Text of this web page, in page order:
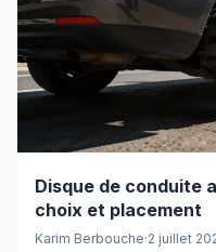
Disque de conduite
choix et placement
Karim Berbouche·2 juillet